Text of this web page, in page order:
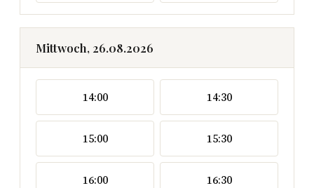
Mittwoch, 26.08.2026
14:00 14:30
15:00 15:30
16:00 16:30